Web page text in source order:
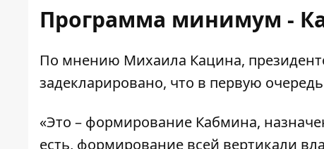
Программа минимум -
По мнению Михаила Кацина,
задекларировано, что в первую
«Это – формирование Кабмина,
есть, формирование всей вертикали